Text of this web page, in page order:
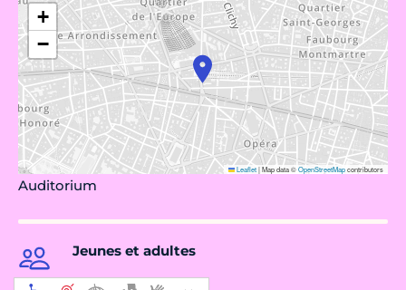
+
−
Leaflet|Map data ©OpenStreetMapcontributors
Auditorium
Jeunes et adultes